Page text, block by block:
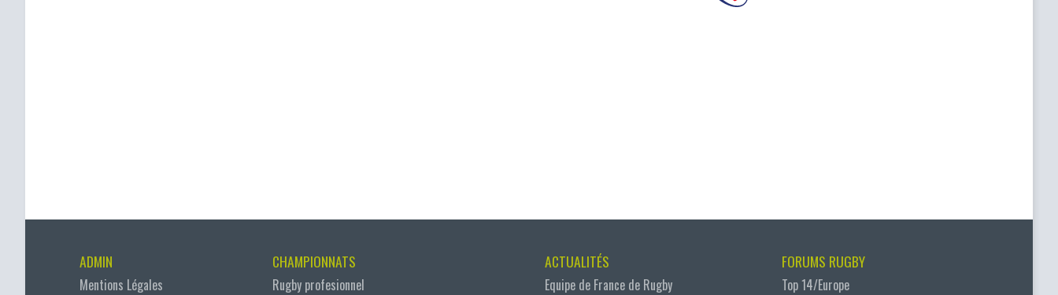
ADMIN
Mentions Légales
CHAMPIONNATS
Rugby profesionnel
ACTUALITÉS
Equipe de France de Rugby
FORUMS RUGBY
Top 14/Europe